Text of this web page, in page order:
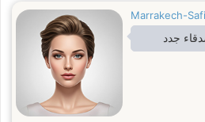
Marrakech-Safi
جدد